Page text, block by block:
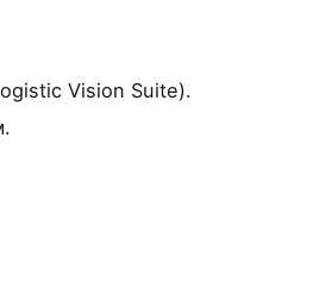
Vision Suite).